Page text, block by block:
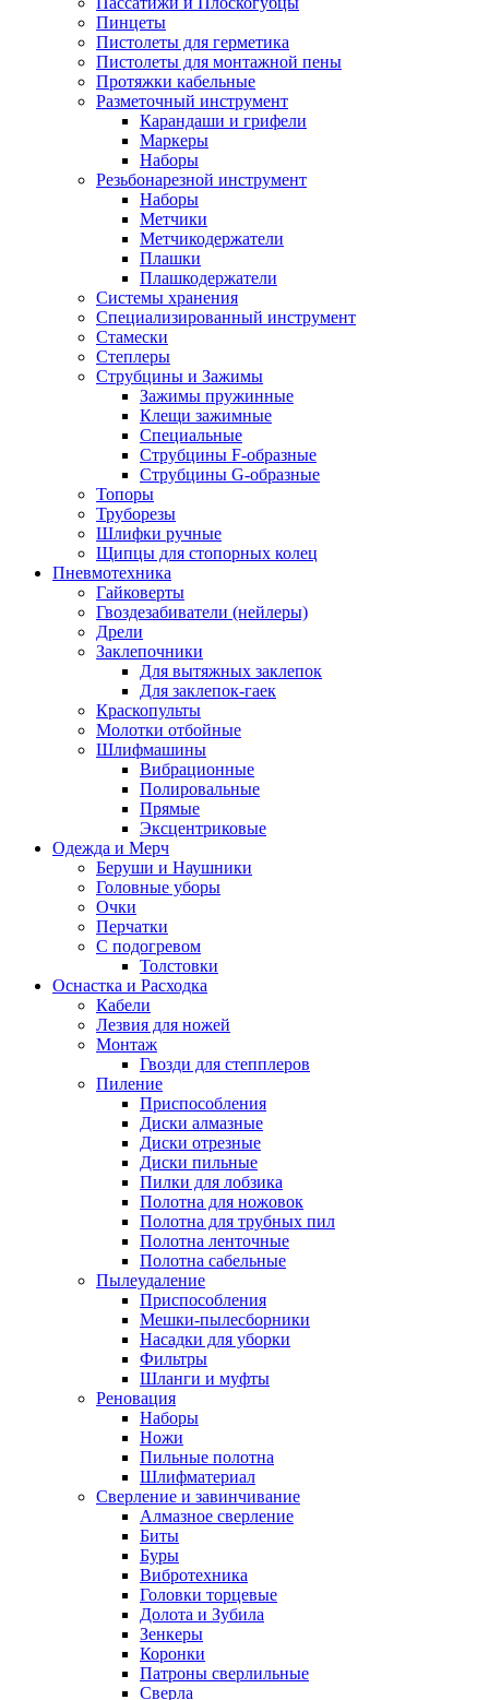
Пинцеты
Пистолеты для герметика
Пистолеты для монтажной пены
Протяжки кабельные
Разметочный инструмент
Карандаши и грифели
Маркеры
Наборы
Резьбонарезной инструмент
Наборы
Метчики
Метчикодержатели
Плашки
Плашкодержатели
Системы хранения
Специализированный инструмент
Стамески
Степлеры
Струбцины и Зажимы
Зажимы пружинные
Клещи зажимные
Специальные
Струбцины F-образные
Струбцины G-образные
Топоры
Труборезы
Шлифки ручные
Щипцы для стопорных колец
Пневмотехника
Гайковерты
Гвоздезабиватели (нейлеры)
Дрели
Заклепочники
Для вытяжных заклепок
Для заклепок-гаек
Краскопульты
Молотки отбойные
Шлифмашины
Вибрационные
Полировальные
Прямые
Эксцентриковые
Одежда и Мерч
Беруши и Наушники
Головные уборы
Очки
Перчатки
С подогревом
Толстовки
Оснастка и Расходка
Кабели
Лезвия для ножей
Монтаж
Гвозди для степплеров
Пиление
Приспособления
Диски алмазные
Диски отрезные
Диски пильные
Пилки для лобзика
Полотна для ножовок
Полотна для трубных пил
Полотна ленточные
Полотна сабельные
Пылеудаление
Приспособления
Мешки-пылесборники
Насадки для уборки
Фильтры
Шланги и муфты
Реновация
Наборы
Ножи
Пильные полотна
Шлифматериал
Сверление и завинчивание
Алмазное сверление
Биты
Буры
Вибротехника
Головки торцевые
Долота и Зубила
Зенкеры
Коронки
Патроны сверлильные
Сверла